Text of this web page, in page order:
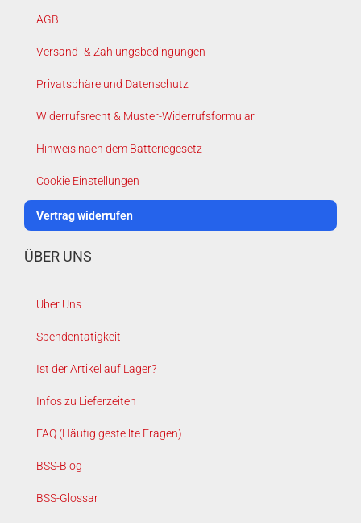
AGB
Versand- & Zahlungsbedingungen
Privatsphäre und Datenschutz
Widerrufsrecht & Muster-Widerrufsformular
Hinweis nach dem Batteriegesetz
Cookie Einstellungen
Vertrag widerrufen
ÜBER UNS
Über Uns
Spendentätigkeit
Ist der Artikel auf Lager?
Infos zu Lieferzeiten
FAQ (Häufig gestellte Fragen)
BSS-Blog
BSS-Glossar